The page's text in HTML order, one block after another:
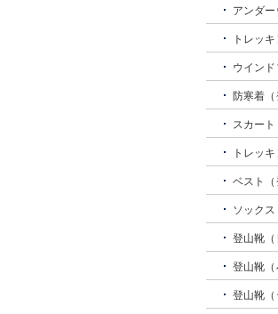
アンダー
トレッ
ウイン
防寒着（
スカート
トレッ
ベスト（
ソックス
登山靴（
登山靴（
登山靴（